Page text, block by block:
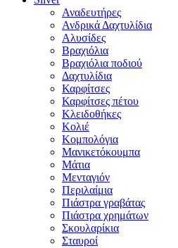
Αναδευτήρες
Ανδρικά Δαχτυλίδια
Αλυσίδες
Βραχιόλια
Βραχιόλια ποδιού
Δαχτυλίδια
Καρφίτσες
Καρφίτσες πέτου
Κλειδοθήκες
Κολιέ
Κομπολόγια
Μανικετόκουμπα
Μάτια
Μενταγιόν
Περιλαίμια
Πιάστρα γραβάτας
Πιάστρα χρημάτων
Σκουλαρίκια
Σταυροί